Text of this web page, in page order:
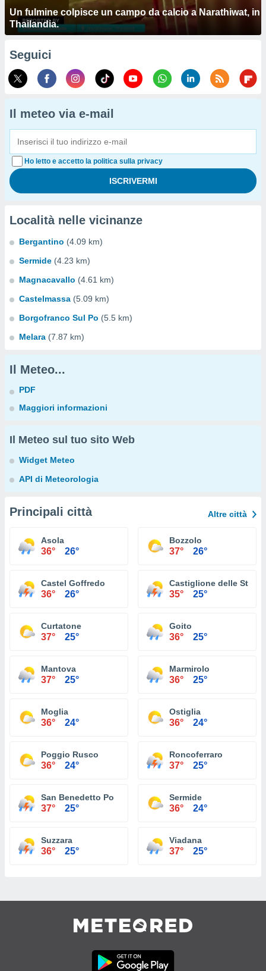
Un fulmine colpisce un campo da calcio a Narathiwat, in
Thailandia.
Seguici
Il meteo via e-mail
Ho letto e accetto la politica sulla privacy
Località nelle vicinanze
Bergantino (4.09 km)
Sermide (4.23 km)
Magnacavallo (4.61 km)
Castelmassa (5.09 km)
Borgofranco Sul Po (5.5 km)
Melara (7.87 km)
Il Meteo...
PDF
Maggiori informazioni
Il Meteo sul tuo sito Web
Widget Meteo
API di Meteorologia
Principali città Altre città
Asola
36° 26°
Bozzolo
37° 26°
Castel Goffredo
36° 26°
Castiglione delle
35° 25°
Curtatone
37° 25°
Goito
36° 25°
Mantova
37° 25°
Marmirolo
36° 25°
Moglia
36° 24°
Ostiglia
36° 24°
Poggio Rusco
36° 24°
Roncoferraro
37° 25°
San Benedetto Po
37° 25°
Sermide
36° 24°
Suzzara
36° 25°
Viadana
37° 25°